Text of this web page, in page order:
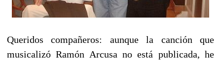
Queridos compañeros: aunque la canción que
musicalizó Ramón Arcusa no está publicada, he